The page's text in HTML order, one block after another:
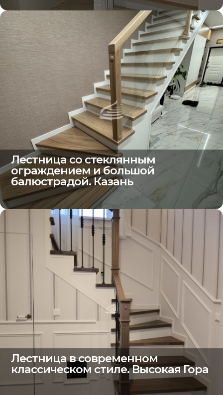
Лестница со стеклянным
ограждением и большой
балюстрадой. Казань
Лестница в современном
классическом стиле. Высокая Гора